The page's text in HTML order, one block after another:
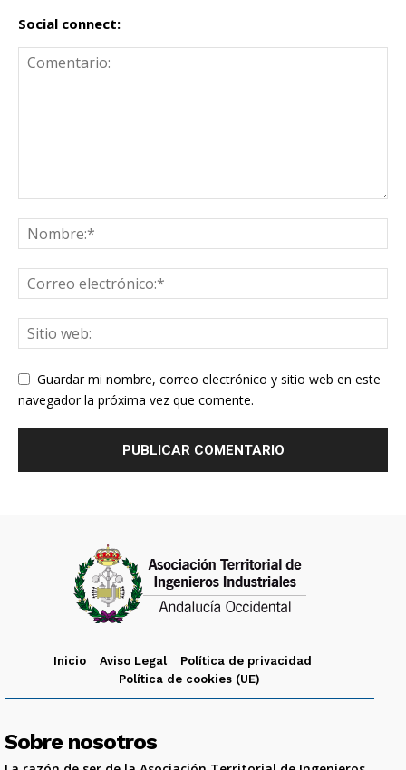
Social connect:
Guardar mi nombre, correo electrónico y sitio web en este
navegador la próxima vez que comente.
Inicio Aviso Legal
Política de privacidad
Política de cookies (UE)
Sobre nosotros